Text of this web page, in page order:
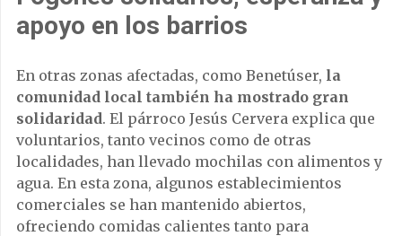
apoyo en los barrios
En otras zonas afectadas, como Benetúser, la
comunidad local también ha mostrado gran
solidaridad. El párroco Jesús Cervera explica que
voluntarios, tanto vecinos como de otras
localidades, han llevado mochilas con alimentos y
agua. En esta zona, algunos establecimientos
comerciales se han mantenido abiertos,
ofreciendo comidas calientes tanto para